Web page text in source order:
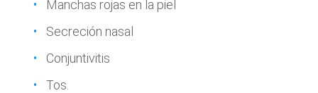
Manchas rojas en la piel
Secreción nasal
Conjuntivitis
Tos.